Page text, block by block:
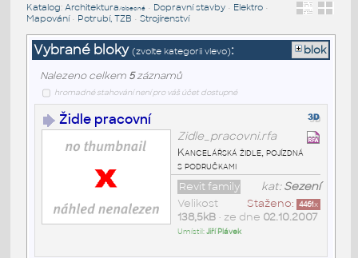
Katalog: Architektura/obecné• Dopravní stavby• Elektro•
Mapování• Potrubí, TZB • Strojírenství
Vybrané bloky (zvolte kategorii vlevo): blok
Nalezeno celkem 5záznamů
hromadné stahování není pro váš účet dostupné
Židle pracovní
Zidle_pracovni.rfa
Kancelářská židle, pojízdná
s područkami
kat:Sezení
Revit family
Staženo: 4461x
Velikost
138,5kB• ze dne 02.10.2007
Umístil:Jiří Plávek